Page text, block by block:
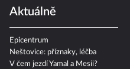
Aktuálně
Epicentrum
Neštovice: příznaky, léčba
V čem jezdí Yamal a Mesii?